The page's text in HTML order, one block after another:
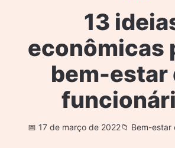
13
econômicas
bem-estar
17 de março de 2022 Bem-estar